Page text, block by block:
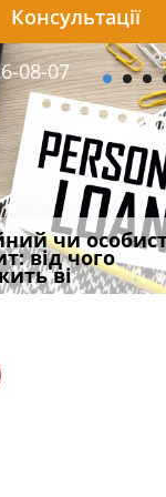
на яких не
07
ВС від
Кравця, що
Консультації
08-07
чи
від чого
ві
07-30
ААС
що
скас